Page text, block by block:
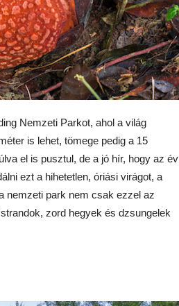
Nemzeti Parkot, ahol a világ
is lehet, tömege pedig a 15
el is pusztul, de a jó hír, hogy az év
ezt a hihetetlen, óriási virágot, a
nemzeti park nem csak ezzel az
zord hegyek és dzsungelek